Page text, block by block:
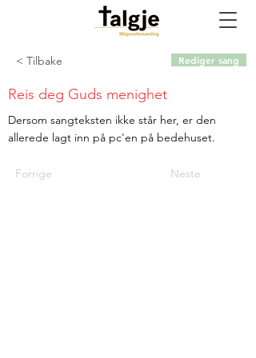
< Tilbake
Dersom sangteksten ikke står her, er den
allerede lagt inn på pc'en på bedehuset.
Forrige Neste
Reis deg Guds menighet
Rediger sang